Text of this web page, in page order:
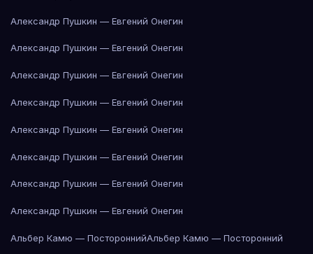
Александр Пушкин — Евгений Онегин
Александр Пушкин — Евгений Онегин
Александр Пушкин — Евгений Онегин
Александр Пушкин — Евгений Онегин
Александр Пушкин — Евгений Онегин
Александр Пушкин — Евгений Онегин
Александр Пушкин — Евгений Онегин
Александр Пушкин — Евгений Онегин
Альбер Камю — ПостороннийАльбер Камю — Посторонний